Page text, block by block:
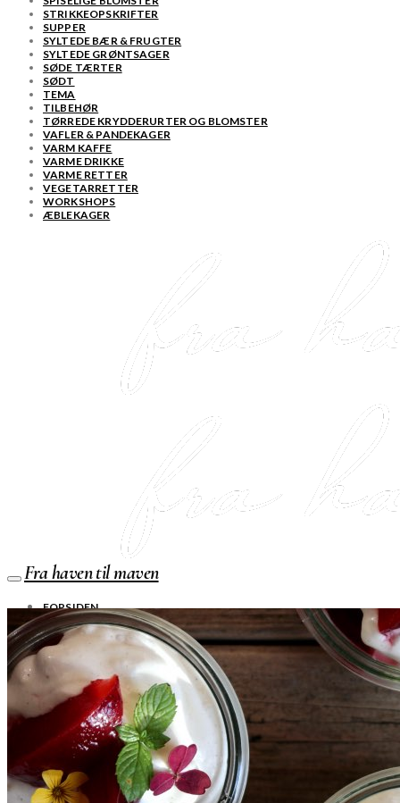
STRIKKEOPSKRIFTER
SUPPER
SYLTEDE BÆR & FRUGTER
SYLTEDE GRØNTSAGER
SØDE TÆRTER
SØDT
TEMA
TILBEHØR
TØRREDE KRYDDERURTER OG BLOMSTER
VAFLER & PANDEKAGER
VARM KAFFE
VARME DRIKKE
VARME RETTER
VEGETARRETTER
WORKSHOPS
ÆBLEKAGER
Fra haven til maven
FORSIDEN
SHOP
Jul
Råvarer
Køkkengrej
Bolig
DIY skønhedspleje
Bæredygtig skønhedspleje
DIY
Keramik
Garn
Uld